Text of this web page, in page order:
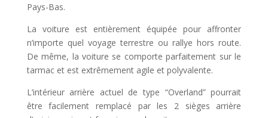
Pays-Bas.
La voiture est entièrement équipée pour affronter
n’importe quel voyage terrestre ou rallye hors route.
De même, la voiture se comporte parfaitement sur le
tarmac et est extrêmement agile et polyvalente.
L’intérieur arrière actuel de type “Overland” pourrait
être facilement remplacé par les 2 sièges arrière